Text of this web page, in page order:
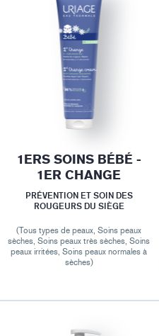
1ERS SOINS BÉBÉ -
1ER CHANGE
PRÉVENTION ET SOIN DES
ROUGEURS DU SIÈGE
(Tous types de peaux, Soins peaux
sèches, Soins peaux très sèches, Soins
peaux irritées, Soins peaux normales à
sèches)